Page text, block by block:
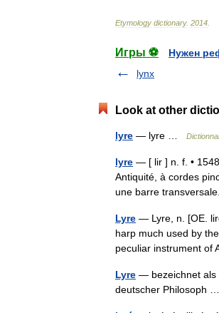
Etymology dictionary. 2014
Игры ⚽
Нужен
lynx
Look at other
lyre — lyre …
lyre — [ lir ] n. f. •
Antiquité, à cordes
une barre
Lyre — Lyre, n. [OE.
harp much used by
peculiar instrument
Lyre — bezeichnet als
deutscher Philosoph